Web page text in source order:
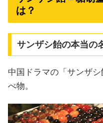
は？
サンザシ飴の本当の
中国ドラマの「サンザ
べ物。